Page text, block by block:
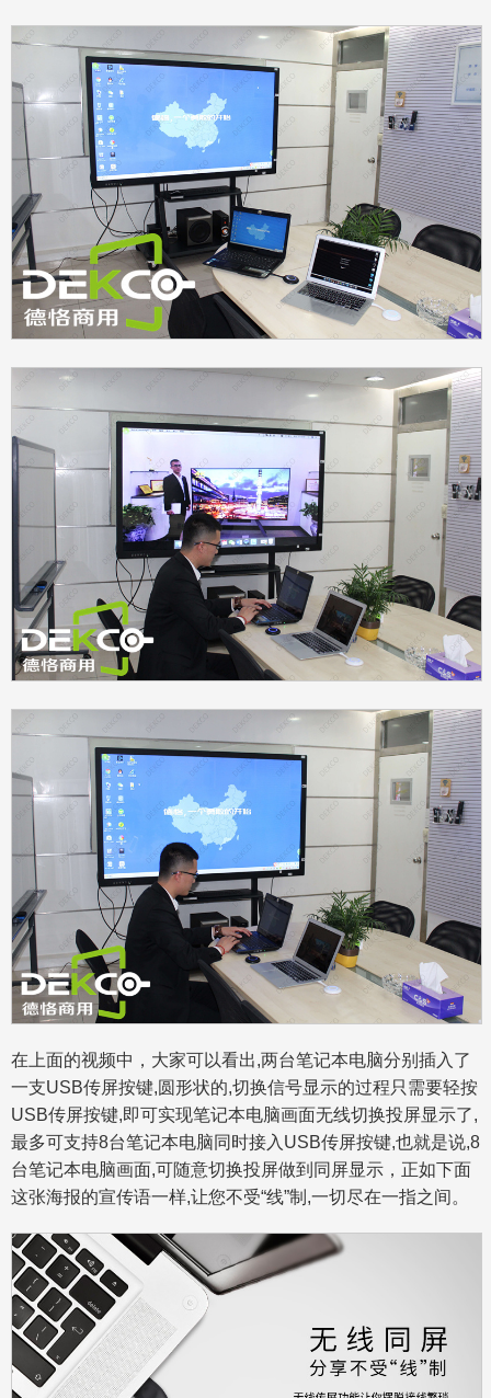
在上面的视频中，大家可以看出,两台笔记本电脑分别插入了
一支USB传屏按键,圆形状的,切换信号显示的过程只需要轻按
USB传屏按键,即可实现笔记本电脑画面无线切换投屏显示了,
最多可支持8台笔记本电脑同时接入USB传屏按键,也就是说,8
台笔记本电脑画面,可随意切换投屏做到同屏显示，正如下面
这张海报的宣传语一样,让您不受“线”制,一切尽在一指之间。